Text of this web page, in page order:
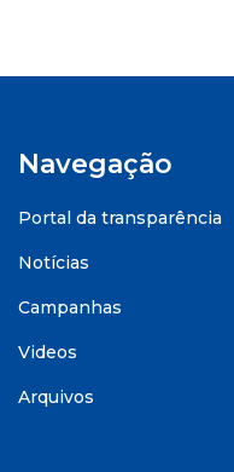
Navegação
Portal da transparência
Notícias
Campanhas
Videos
Arquivos